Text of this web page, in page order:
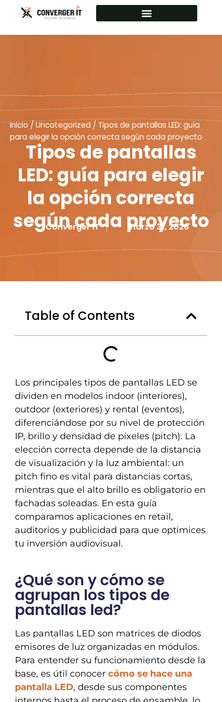
contenido
Inicio / Uncategorized / Tipos de pantallas LED: guía
para elegir la opción correcta según cada proyecto
Tipos de pantallas
LED: guía para elegir
la opción correcta
según cada proyecto
Converger IT marzo 31, 2026
Table of Contents
Los principales tipos de pantallas LED se
dividen en modelos indoor (interiores),
outdoor (exteriores) y rental (eventos),
diferenciándose por su nivel de protección
IP, brillo y densidad de píxeles (pitch). La
elección correcta depende de la distancia
de visualización y la luz ambiental: un
pitch fino es vital para distancias cortas,
mientras que el alto brillo es obligatorio en
fachadas soleadas. En esta guía
comparamos aplicaciones en retail,
auditorios y publicidad para que optimices
tu inversión audiovisual.
¿Qué son y cómo se
agrupan los tipos de
pantallas led?
Las pantallas LED son matrices de diodos
emisores de luz organizadas en módulos.
Para entender su funcionamiento desde la
base, es útil conocer cómo se hace una
pantalla LED, desde sus componentes